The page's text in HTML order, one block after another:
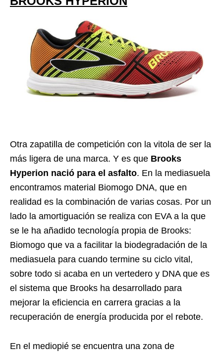
Otra zapatilla de competición con la vitola de ser la
más ligera de una marca. Y es que Brooks
Hyperion nació para el asfalto. En la mediasuela
encontramos material Biomogo DNA, que en
realidad es la combinación de varias cosas. Por un
lado la amortiguación se realiza con EVA a la que
se le ha añadido tecnología propia de Brooks:
Biomogo que va a facilitar la biodegradación de la
mediasuela para cuando termine su ciclo vital,
sobre todo si acaba en un vertedero y DNA que es
el sistema que Brooks ha desarrollado para
mejorar la eficiencia en carrera gracias a la
recuperación de energía producida por el rebote.
En el mediopié se encuentra una zona de